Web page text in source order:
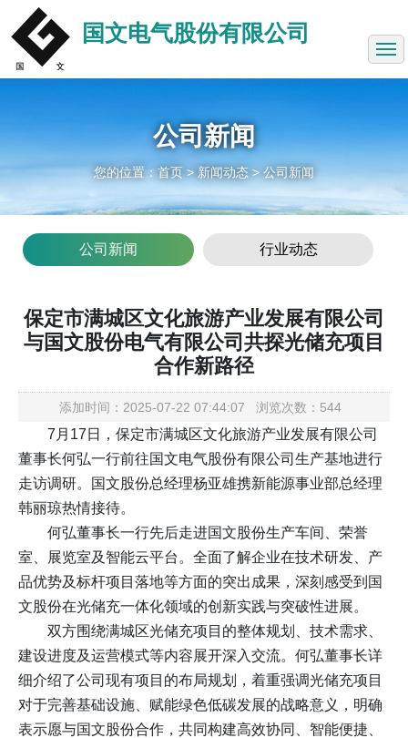
国文电气股份有限公司
网站首页
产品中心
新闻动态
投资者关系
联系方式
安达电气
公司新闻
您的位置：首页 > 新闻动态 > 公司新闻
公司新闻 行业动态
保定市满城区文化旅游产业发展有限公司
与国文股份电气有限公司共探光储充项目
合作新路径
添加时间：2025-07-22 07:44:07 浏览次数：544
7月17日，保定市满城区文化旅游产业发展有限公司
董事长何弘一行前往国文电气股份有限公司生产基地进行
走访调研。国文股份总经理杨亚雄携新能源事业部总经理
韩丽琼热情接待。
何弘董事长一行先后走进国文股份生产车间、荣誉
室、展览室及智能云平台。全面了解企业在技术研发、产
品优势及标杆项目落地等方面的突出成果，深刻感受到国
文股份在光储充一体化领域的创新实践与突破性进展。
双方围绕满城区光储充项目的整体规划、技术需求、
建设进度及运营模式等内容展开深入交流。何弘董事长详
细介绍了公司现有项目的布局规划，着重强调光储充项目
对于完善基础设施、赋能绿色低碳发展的战略意义，明确
表示愿与国文股份合作，共同构建高效协同、智能便捷、